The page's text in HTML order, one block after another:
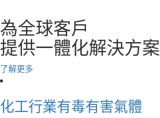
為全球客戶
提供一體化解決方案
了解更多
化工行業有毒有害氣體